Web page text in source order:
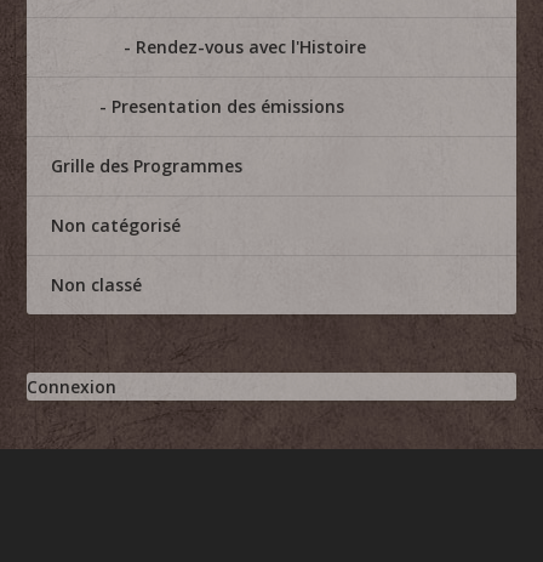
Rendez-vous avec l'Histoire
Presentation des émissions
Grille des Programmes
Non catégorisé
Non classé
Connexion